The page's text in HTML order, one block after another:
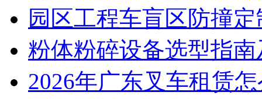
园区工程车盲区防撞
粉体粉碎设备选型指
2026年广东叉车租赁